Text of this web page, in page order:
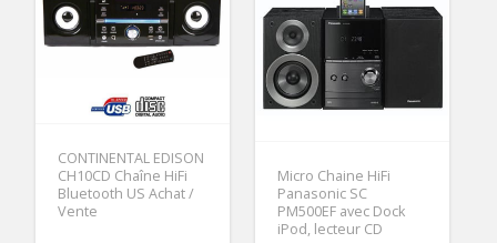
CONTINENTAL EDISON
CH10CD Chaîne HiFi
Bluetooth US Achat /
Vente
Micro Chaine HiFi
Panasonic SC
PM500EF avec Dock
iPod, lecteur CD